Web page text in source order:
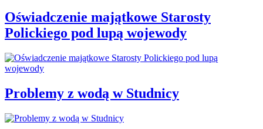
Oświadczenie majątkowe Starosty
Polickiego pod lupą wojewody
Problemy z wodą w Studnicy